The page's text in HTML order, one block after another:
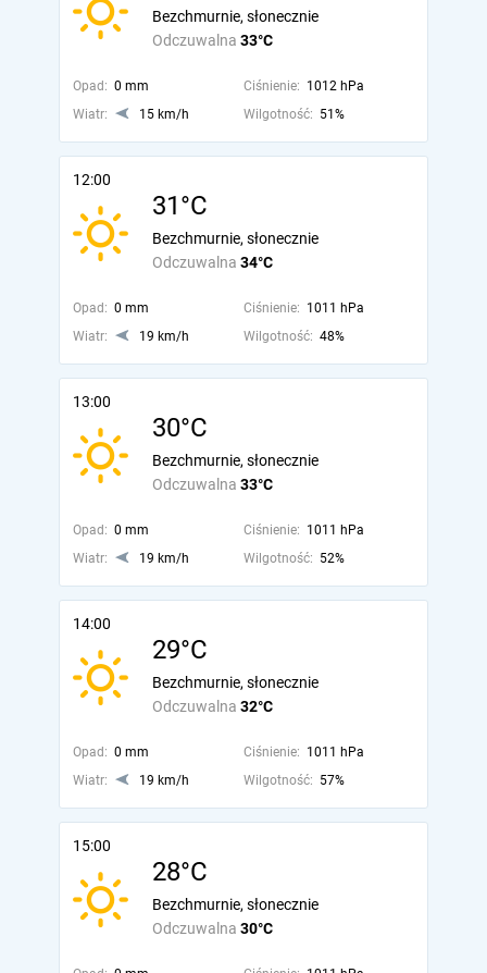
Odczuwalna 33°C
Bezchmurnie, słonecznie
Opad: 0 mm Ciśnienie: 1012 hPa
Wiatr:
15 km/h Wilgotność: 51%
12:00
31°C
Odczuwalna 34°C
Bezchmurnie, słonecznie
Opad: 0 mm Ciśnienie: 1011 hPa
Wiatr:
19 km/h Wilgotność: 48%
13:00
30°C
Odczuwalna 33°C
Bezchmurnie, słonecznie
Opad: 0 mm Ciśnienie: 1011 hPa
Wiatr:
19 km/h Wilgotność: 52%
14:00
29°C
Odczuwalna 32°C
Bezchmurnie, słonecznie
Opad: 0 mm Ciśnienie: 1011 hPa
Wiatr:
19 km/h Wilgotność: 57%
15:00
28°C
Odczuwalna 30°C
Bezchmurnie, słonecznie